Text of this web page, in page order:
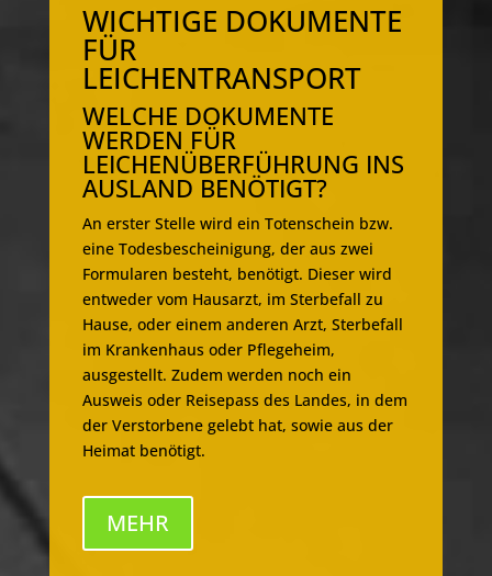
WICHTIGE DOKUMENTE
FÜR
LEICHENTRANSPORT
WELCHE DOKUMENTE
WERDEN FÜR
LEICHENÜBERFÜHRUNG INS
AUSLAND BENÖTIGT?
An erster Stelle wird ein Totenschein bzw.
eine Todesbescheinigung, der aus zwei
Formularen besteht, benötigt. Dieser wird
entweder vom Hausarzt, im Sterbefall zu
Hause, oder einem anderen Arzt, Sterbefall
im Krankenhaus oder Pflegeheim,
ausgestellt. Zudem werden noch ein
Ausweis oder Reisepass des Landes, in dem
der Verstorbene gelebt hat, sowie aus der
Heimat benötigt.
MEHR